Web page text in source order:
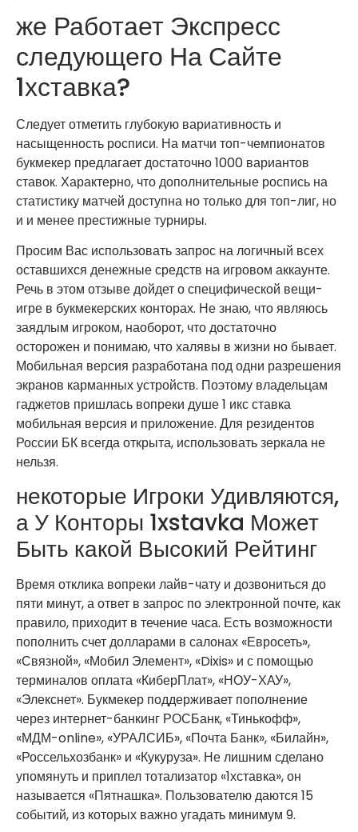
же Работает Экспресс
следующего На Сайте
1хставка?
Следует отметить глубокую вариативность и
насыщенность росписи. На матчи топ-чемпионатов
букмекер предлагает достаточно 1000 вариантов
ставок. Характерно, что дополнительные роспись на
статистику матчей доступна но только для топ-лиг, но
и и менее престижные турниры.
Просим Вас использовать запрос на логичный всех
оставшихся денежные средств на игровом аккаунте.
Речь в этом отзыве дойдет о специфической вещи-
игре в букмекерских конторах. Не знаю, что являюсь
заядлым игроком, наоборот, что достаточно
осторожен и понимаю, что халявы в жизни но бывает.
Мобильная версия разработана под одни разрешения
экранов карманных устройств. Поэтому владельцам
гаджетов пришлась вопреки душе 1 икс ставка
мобильная версия и приложение. Для резидентов
России БК всегда открыта, использовать зеркала не
нельзя.
некоторые Игроки Удивляются,
а У Конторы 1xstavka Может
Быть какой Высокий Рейтинг
Время отклика вопреки лайв-чату и дозвониться до
пяти минут, а ответ в запрос по электронной почте, как
правило, приходит в течение часа. Есть возможности
пополнить счет долларами в салонах «Евросеть»,
«Связной», «Мобил Элемент», «Dixis» и с помощью
терминалов оплата «КиберПлат», «НОУ-ХАУ»,
«Элекснет». Букмекер поддерживает пополнение
через интернет-банкинг РОСБанк, «Тинькофф»,
«МДМ-online», «УРАЛСИБ», «Почта Банк», «Билайн»,
«Россельхозбанк» и «Кукуруза». Не лишним сделано
упомянуть и приплел тотализатор «1хставка», он
называется «Пятнашка». Пользователю даются 15
событий, из которых важно угадать минимум 9.